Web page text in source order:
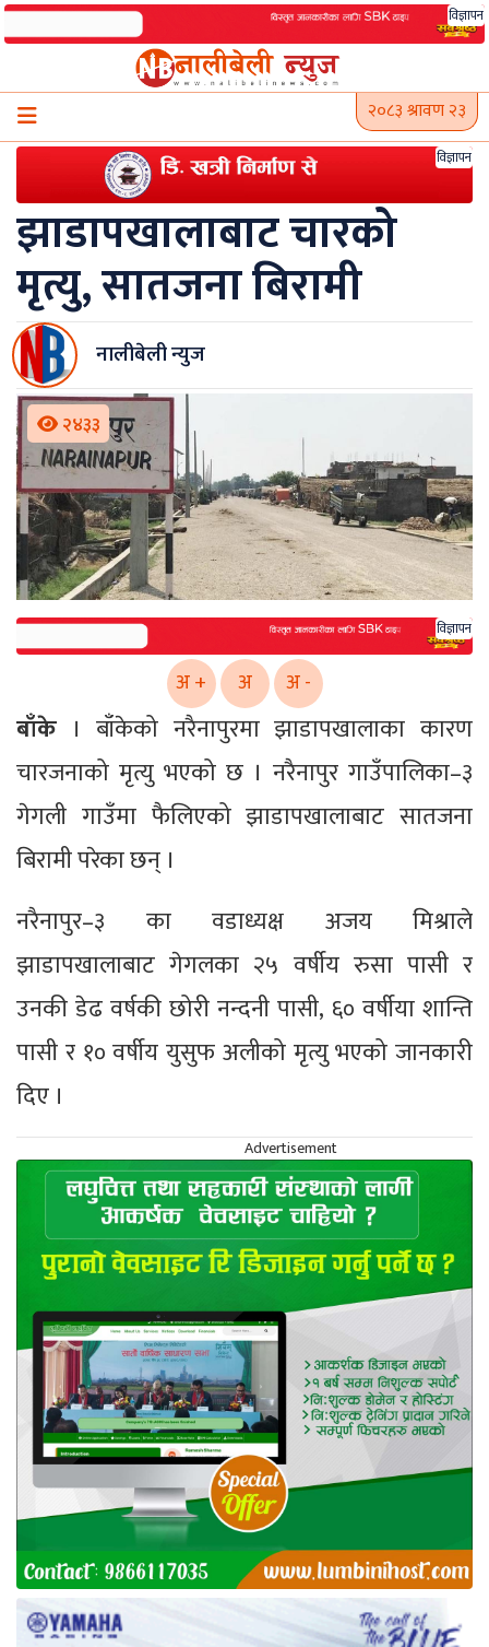
Skip
to
विज्ञापन
२०८३ श्रावण २३
विज्ञापन
झाडापखालाबाट चारको
मृत्यु, सातजना बिरामी
नालीबेली न्युज
२४३३
विज्ञापन
अ + अ अ -
बाँके । बाँकेको नरैनापुरमा झाडापखालाका कारण
चारजनाको मृत्यु भएको छ । नरैनापुर गाउँपालिका–३
गेगली गाउँमा फैलिएको झाडापखालाबाट सातजना
बिरामी परेका छन् ।
नरैनापुर–३ का वडाध्यक्ष अजय मिश्राले
झाडापखालाबाट गेगलका २५ वर्षीय रुसा पासी र
उनकी डेढ वर्षकी छोरी नन्दनी पासी, ६० वर्षीया शान्ति
पासी र १० वर्षीय युसुफ अलीको मृत्यु भएको जानकारी
दिए ।